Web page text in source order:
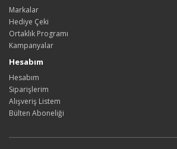
Markalar
Hediye Çeki
Ortaklık Programı
Kampanyalar
Hesabım
Hesabım
Siparişlerim
Alışveriş Listem
Bülten Aboneliği